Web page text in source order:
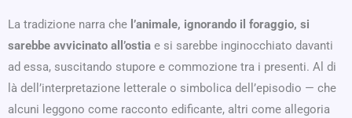
La tradizione narra che l’animale, ignorando il foraggio, si
sarebbe avvicinato all’ostia e si sarebbe inginocchiato davanti
ad essa, suscitando stupore e commozione tra i presenti. Al di
là dell’interpretazione letterale o simbolica dell’episodio — che
alcuni leggono come racconto edificante, altri come allegoria